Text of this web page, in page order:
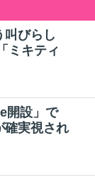
叫びらし
ミキティ
開設」で
確実視され